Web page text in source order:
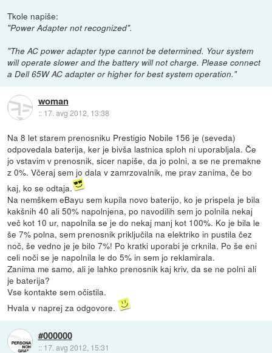
Tkole napiše:
"Power Adapter not recognized".
"The AC power adapter type cannot be determined. Your system
will operate slower and the battery will not charge. Please connect
a Dell 65W AC adapter or higher for best system operation."
woman
:: 17. avg 2012, 13:38
Na 8 let starem prenosniku Prestigio Nobile 156 je (seveda)
odpovedala baterija, ker je bivša lastnica sploh ni uporabljala. Če
jo vstavim v prenosnik, sicer napiše, da jo polni, a se ne premakne
z 0%. Včeraj sem jo dala v zamrzovalnik, me prav zanima, če bo
kaj, ko se odtaja.
Na nemškem eBayu sem kupila novo baterijo, ko je prispela je bila
kakšnih 40 ali 50% napolnjena, po navodilih sem jo polnila nekaj
več kot 10 ur, napolnila se je do nekaj manj kot 100%. Ko je bila le
še 7% polna, sem prenosnik priključila na elektriko in pustila čez
noč, še vedno je je bilo 7%! Po kratki uporabi je crknila. Po še eni
celi noči se je napolnila le do 5% in sem jo reklamirala.
Zanima me samo, ali je lahko prenosnik kaj kriv, da se ne polni ali
je baterija?
Vse kontakte sem očistila.
Hvala v naprej za odgovore.
#000000
:: 17. avg 2012, 15:31